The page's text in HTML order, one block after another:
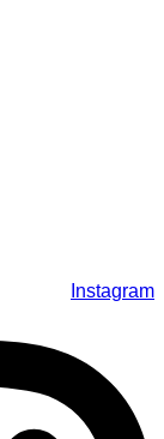
Instagram